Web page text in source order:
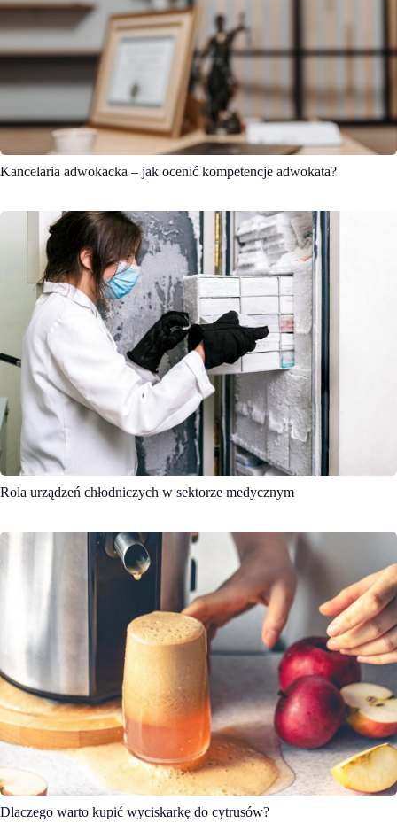
Kancelaria adwokacka – jak ocenić kompetencje adwokata?
Rola urządzeń chłodniczych w sektorze medycznym
Dlaczego warto kupić wyciskarkę do cytrusów?